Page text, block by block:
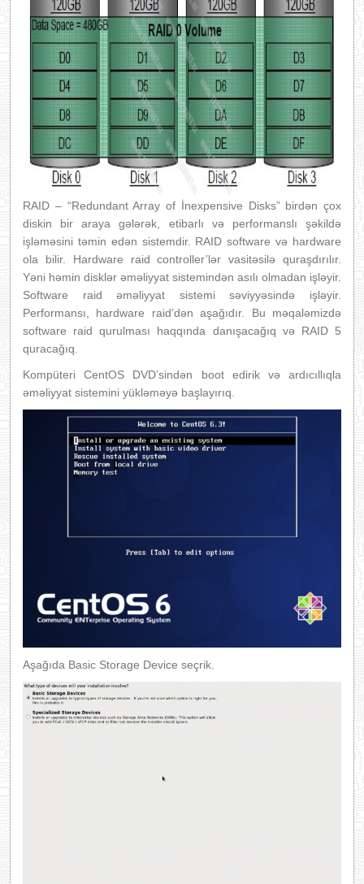
RAID – “Redundant Array of İnexpensive Disks” birdən çox
diskin bir araya gələrək, etibarlı və performanslı şəkildə
işləməsini təmin edən sistemdir. RAID software və hardware
ola bilir. Hardware raid controller’lər vasitəsilə quraşdırılır.
Yəni həmin disklər əməliyyat sistemindən asılı olmadan işləyir.
Software raid əməliyyat sistemi səviyyəsində işləyir.
Performansı, hardware raid’dən aşağıdır. Bu məqaləmizdə
software raid qurulması haqqında danışacağıq və RAID 5
quracağıq.
Kompüteri CentOS DVD’sindən boot edirik və ardıcıllıqla
əməliyyat sistemini yükləməyə başlayırıq.
Aşağıda Basic Storage Device seçrik.